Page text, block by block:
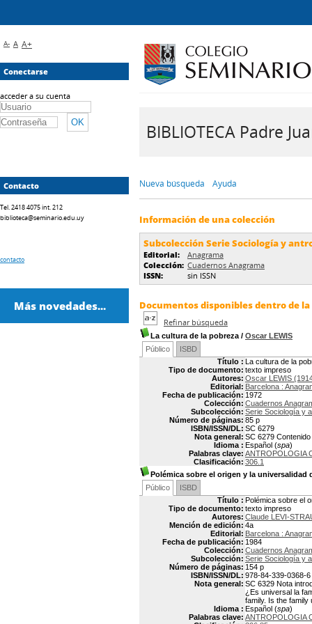
BIBLIOTECA Padre
Nueva búsqueda Ayuda
Información de una colección
Subcolección Serie Sociología y
Editorial:
Anagrama
Colección: Cuadernos Anagrama
ISSN:
sin ISSN
Documentos disponibles dentro de
Refinar búsqueda
La cultura de la pobreza / Oscar LEWIS
Público
ISBD
Título : La cultura de la
Tipo de documento: texto impreso
Autores: Oscar LEWIS
Editorial: Barcelona :
Fecha de publicación: 1972
Colección: Cuadernos
Subcolección: Serie Sociología y
Número de páginas: 85 p
ISBN/ISSN/DL: SC 6279
Nota general: SC 6279
Idioma : Español (spa)
Palabras clave: ANTROPOLOGIA
Clasificación: 306.1
Polémica sobre el origen y la universalidad
Público
ISBD
Título : Polémica sobre el
Tipo de documento: texto impreso
Autores: Claude LEVI-
Mención de edición: 4a
Editorial: Barcelona :
Fecha de publicación: 1984
Colección: Cuadernos
Subcolección: Serie Sociología y
Número de páginas: 154 p
ISBN/ISSN/DL: 978-84-339-0368-6
Nota general: SC 6329 Nota
¿Es universal la
family. Is the family
Idioma : Español (spa)
Palabras clave: ANTROPOLOGIA
A- A A+
Conectarse
acceder a su cuenta
Contacto
Tel. 2418 4075 int. 212
biblioteca@seminario.edu.uy
contacto
Más novedades...